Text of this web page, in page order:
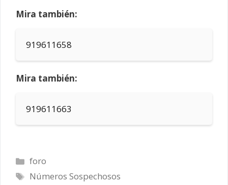
Mira también:
919611658
Mira también:
919611663
Categorías
foro
Etiquetas
Números Sospechosos